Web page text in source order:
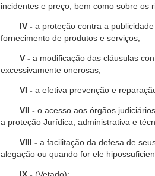
incidentes e preço, bem como sobre
IV - a proteção contra a
fornecimento de produtos e serviços;
V - a modificação das cláusulas
excessivamente onerosas;
VI - a efetiva prevenção e
VII - o acesso aos órgãos
a proteção Jurídica, administrativa e
VIII - a facilitação da defesa de
alegação ou quando for ele